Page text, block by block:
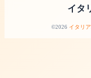
イタ
©2026 イタリ